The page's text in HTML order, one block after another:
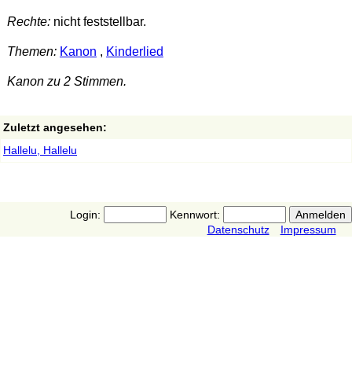
Rechte:nicht feststellbar.
Themen: Kanon , Kinderlied
Kanon zu 2 Stimmen.
Zuletzt angesehen:
Hallelu, Hallelu
Login:
Kennwort:
Datenschutz
Impressum